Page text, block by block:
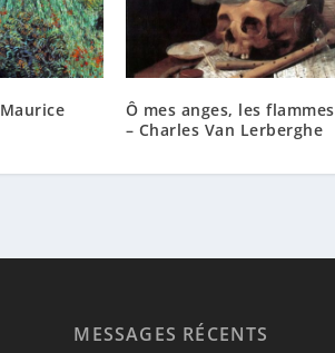
Ô mes anges, les flammes
– Charles Van Lerberghe
MESSAGES RÉCENTS